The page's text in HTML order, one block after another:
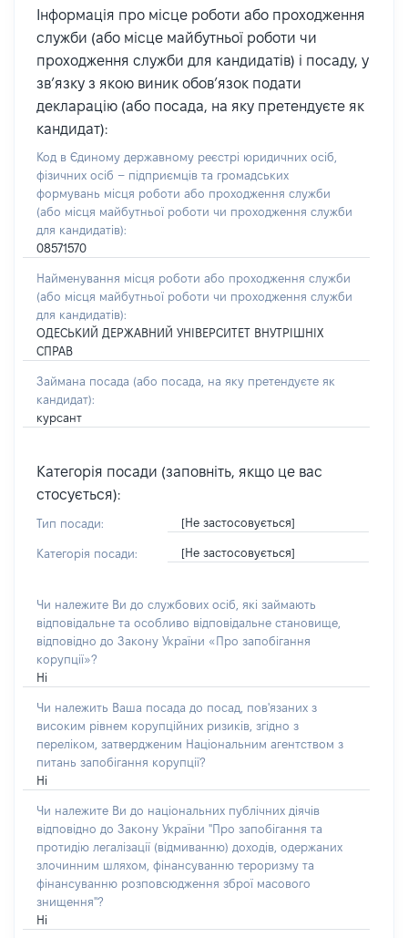
Інформація про місце роботи або проходження
служби (або місце майбутньої роботи чи
проходження служби для кандидатів) і посаду, у
зв’язку з якою виник обов’язок подати
декларацію (або посада, на яку претендуєте як
кандидат):
Код в Єдиному державному реєстрі юридичних осіб,
фізичних осіб – підприємців та громадських
формувань місця роботи або проходження служби
(або місця майбутньої роботи чи проходження служби
для кандидатів):
08571570
Найменування місця роботи або проходження служби
(або місця майбутньої роботи чи проходження служби
для кандидатів):
ОДЕСЬКИЙ ДЕРЖАВНИЙ УНІВЕРСИТЕТ ВНУТРІШНІХ
СПРАВ
Займана посада (або посада, на яку претендуєте як
кандидат):
курсант
Категорія посади (заповніть, якщо це вас
стосується):
Тип посади: [Не застосовується]
Категорія посади: [Не застосовується]
Чи належите Ви до службових осіб, які займають
відповідальне та особливо відповідальне становище,
відповідно до Закону України «Про запобігання
корупції»?
Ні
Чи належить Ваша посада до посад, пов'язаних з
високим рівнем корупційних ризиків, згідно з
переліком, затвердженим Національним агентством з
питань запобігання корупції?
Ні
Чи належите Ви до національних публічних діячів
відповідно до Закону України "Про запобігання та
протидію легалізації (відмиванню) доходів, одержаних
злочинним шляхом, фінансуванню тероризму та
фінансуванню розповсюдження зброї масового
знищення"?
Ні